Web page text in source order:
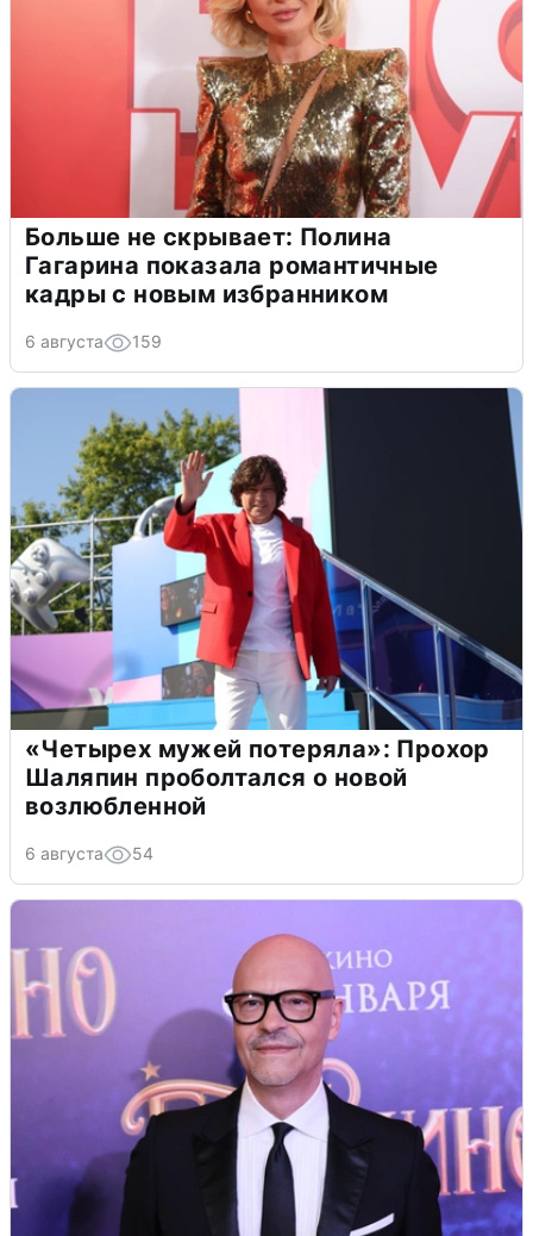
Больше не скрывает: Полина
Гагарина показала романтичные
кадры с новым избранником
6 августа 159
«Четырех мужей потеряла»: Прохор
Шаляпин проболтался о новой
возлюбленной
6 августа 54